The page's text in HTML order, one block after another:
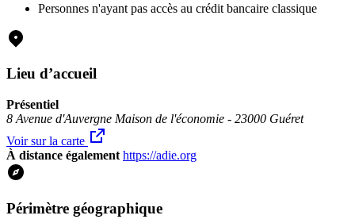
Personnes n'ayant pas accès au crédit bancaire classique
Lieu d’accueil
Présentiel
8 Avenue d'Auvergne Maison de l'économie - 23000 Guéret
Voir sur la carte
À distance également https://adie.org
Périmètre géographique